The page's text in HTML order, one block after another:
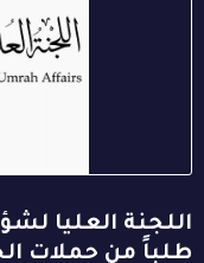
طلباً من حملات